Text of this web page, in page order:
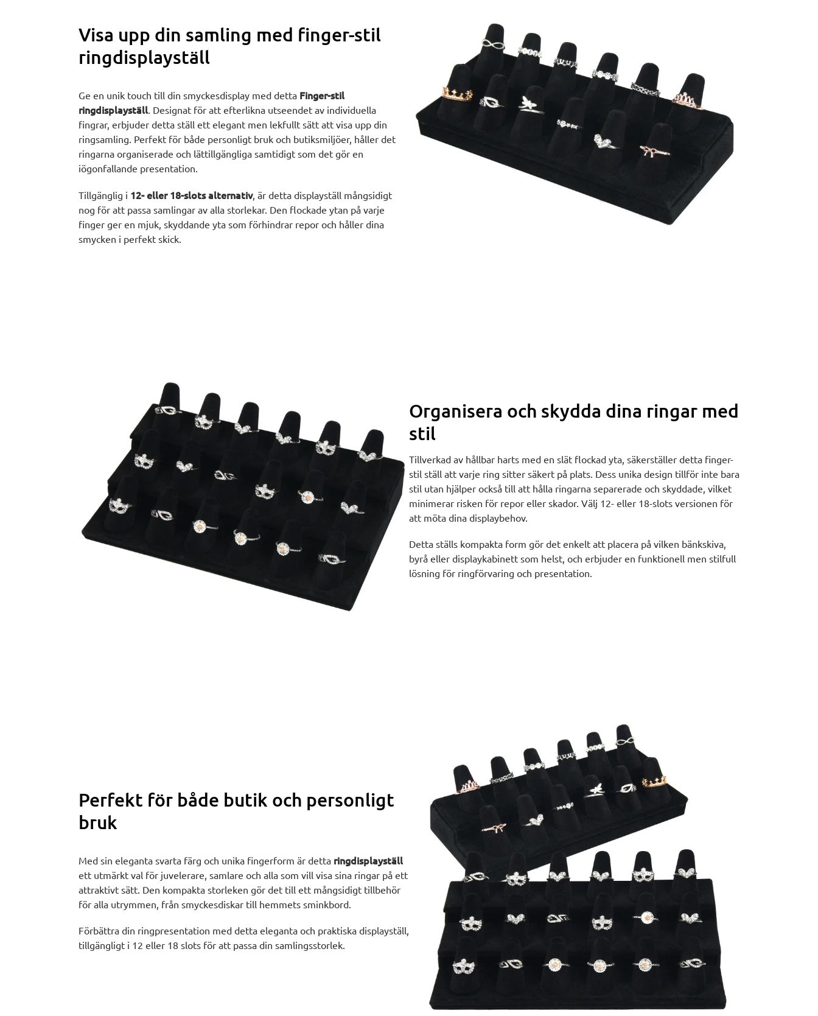
Visa upp din samling med finger-stil
ringdisplayställ
Ge en unik touch till din smyckesdisplay med detta Finger-stil
ringdisplayställ. Designat för att efterlikna utseendet av individuella
fingrar, erbjuder detta ställ ett elegant men lekfullt sätt att visa upp din
ringsamling. Perfekt för både personligt bruk och butiksmiljöer, håller det
ringarna organiserade och lättillgängliga samtidigt som det gör en
iögonfallande presentation.
Tillgänglig i 12- eller 18-slots alternativ, är detta displayställ mångsidigt
nog för att passa samlingar av alla storlekar. Den flockade ytan på varje
finger ger en mjuk, skyddande yta som förhindrar repor och håller dina
smycken i perfekt skick.
Organisera och skydda dina ringar med
stil
Tillverkad av hållbar harts med en slät flockad yta, säkerställer detta finger-
stil ställ att varje ring sitter säkert på plats. Dess unika design tillför inte bara
stil utan hjälper också till att hålla ringarna separerade och skyddade, vilket
minimerar risken för repor eller skador. Välj 12- eller 18-slots versionen för
att möta dina displaybehov.
Detta ställs kompakta form gör det enkelt att placera på vilken bänkskiva,
byrå eller displaykabinett som helst, och erbjuder en funktionell men stilfull
lösning för ringförvaring och presentation.
Perfekt för både butik och personligt
bruk
Med sin eleganta svarta färg och unika fingerform är detta ringdisplayställ
ett utmärkt val för juvelerare, samlare och alla som vill visa sina ringar på ett
attraktivt sätt. Den kompakta storleken gör det till ett mångsidigt tillbehör
för alla utrymmen, från smyckesdiskar till hemmets sminkbord.
Förbättra din ringpresentation med detta eleganta och praktiska displayställ,
tillgängligt i 12 eller 18 slots för att passa din samlingsstorlek.